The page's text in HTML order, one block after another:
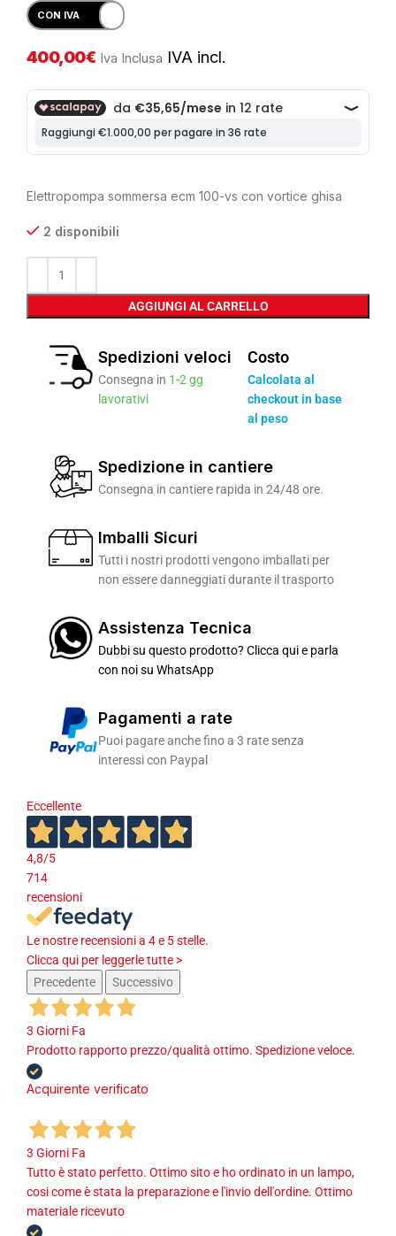
400,00€ Iva Inclusa IVA incl.
Elettropompa sommersa ecm 100-vs con vortice ghisa
2 disponibili
AGGIUNGI AL CARRELLO
Spedizioni veloci
Consegna in 1-2 gg
lavorativi
Costo
Calcolata al
checkout in base
al peso
Spedizione in cantiere
Consegna in cantiere rapida in 24/48 ore.
Imballi Sicuri
Tutti i nostri prodotti vengono imballati per
non essere danneggiati durante il trasporto
Assistenza Tecnica
Dubbi su questo prodotto? Clicca qui e parla
con noi su WhatsApp
Pagamenti a rate
Puoi pagare anche fino a 3 rate senza
interessi con Paypal
Eccellente
4,8/5
714
recensioni
Le nostre recensioni a 4 e 5 stelle.
Clicca qui per leggerle tutte >
Precedente
Successivo
3 Giorni Fa
Prodotto rapporto prezzo/qualità ottimo. Spedizione veloce.
Acquirente verificato
3 Giorni Fa
Tutto è stato perfetto. Ottimo sito e ho ordinato in un lampo,
cosi come è stata la preparazione e l'invio dell'ordine. Ottimo
materiale ricevuto